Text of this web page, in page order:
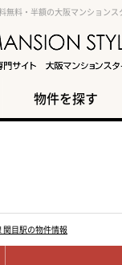
無料・半額の大阪マンションス
物件を探す
関目駅の物件情報